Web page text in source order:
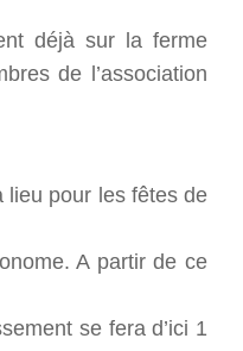
déjà sur la ferme
de l’association
lieu pour les fêtes de
A partir de ce
se fera d’ici 1